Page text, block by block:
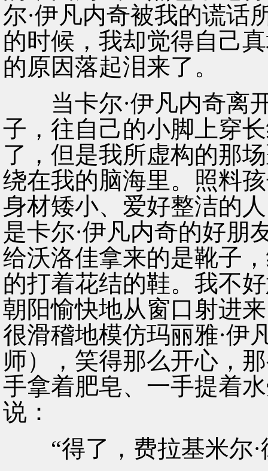
尔·伊凡内奇被我的谎话
的时候，我却觉得自己
的原因落起泪来了。
当卡尔·伊凡内奇离
子，往自己的小脚上穿
了，但是我所虚构的那
绕在我的脑海里。照料
身材矮小、爱好整洁的
是卡尔·伊凡内奇的好朋
给沃洛佳拿来的是靴子
的打着花结的鞋。我不
朝阳愉快地从窗口射进
很滑稽地模仿玛丽雅·伊
师），笑得那么开心，
手拿着肥皂、一手提着
说：
“得了，费拉基米尔·